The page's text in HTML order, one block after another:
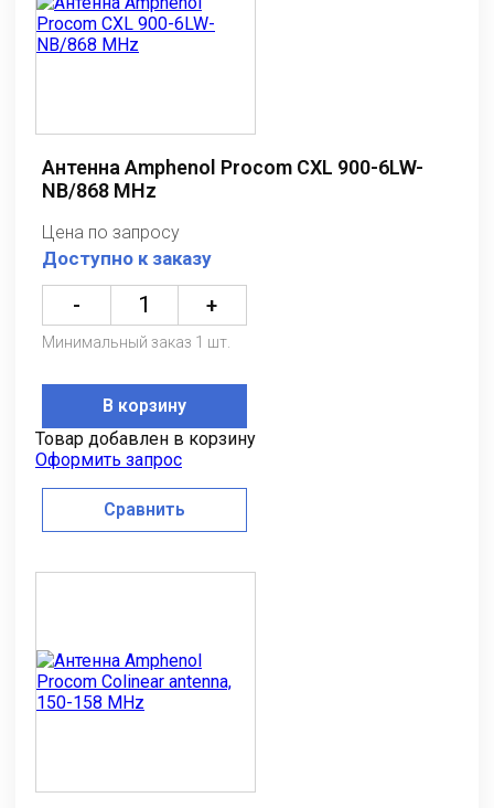
Антенна Amphenol Procom CXL 900-6LW-
NB/868 MHz
Цена по запросу
Доступно к заказу
- +
Минимальный заказ 1 шт.
В корзину
Товар добавлен в корзину
Оформить запрос
Сравнить